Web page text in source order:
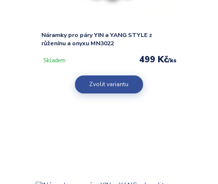
Náramky pro páry YIN a YANG STYLE z
růženínu a onyxu MN3022
499 Kč/ks
Skladem
Zvolit variantu